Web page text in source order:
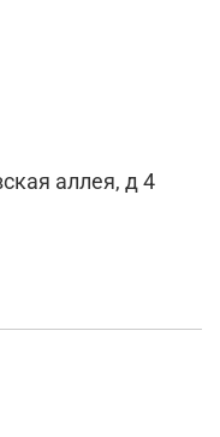
аллея, д 4